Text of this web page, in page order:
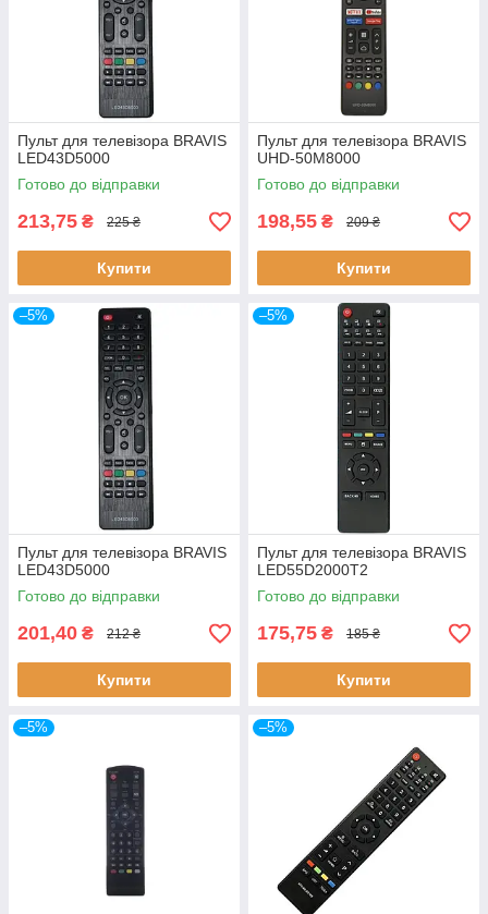
Пульт для телевізора BRAVIS
LED43D5000
Готово до відправки
213,75 ₴ 225 ₴
Купити
Пульт для телевізора BRAVIS
UHD-50M8000
Готово до відправки
198,55 ₴ 209 ₴
Купити
–5%
Пульт для телевізора BRAVIS
LED43D5000
Готово до відправки
201,40 ₴ 212 ₴
Купити
–5%
Пульт для телевізора BRAVIS
LED55D2000T2
Готово до відправки
175,75 ₴ 185 ₴
Купити
–5% –5%